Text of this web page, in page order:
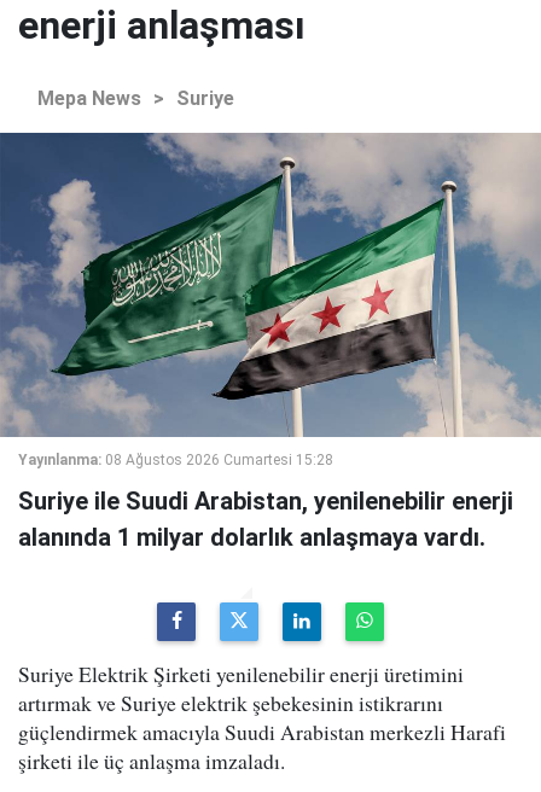
enerji anlaşması
Mepa News > Suriye
Yayınlanma: 08 Ağustos 2026 Cumartesi 15:28
Suriye ile Suudi Arabistan, yenilenebilir enerji
alanında 1 milyar dolarlık anlaşmaya vardı.
Suriye Elektrik Şirketi yenilenebilir enerji üretimini
artırmak ve Suriye elektrik şebekesinin istikrarını
güçlendirmek amacıyla Suudi Arabistan merkezli Harafi
şirketi ile üç anlaşma imzaladı.